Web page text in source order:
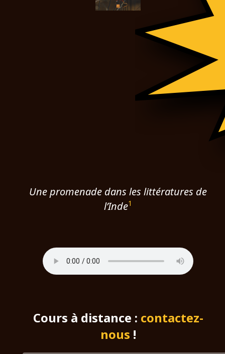
Une promenade dans les littératures de
l’Inde1
Cours à distance : contactez-
nous !